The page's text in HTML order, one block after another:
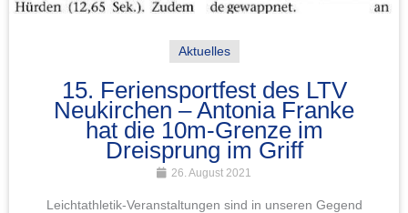
Aktuelles
15. Feriensportfest des LTV
Neukirchen – Antonia Franke
hat die 10m-Grenze im
Dreisprung im Griff
26. August 2021
Leichtathletik-Veranstaltungen sind in unseren Gegend